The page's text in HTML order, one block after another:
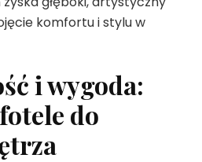
komfortu i stylu w
i wygoda:
do